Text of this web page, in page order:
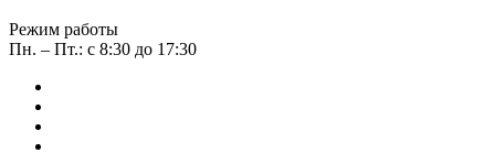
Режим работы
Пн. – Пт.: c 8:30 до 17:30